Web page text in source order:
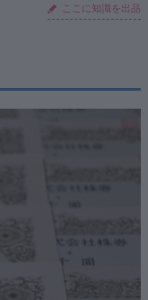
ここに知識を出品